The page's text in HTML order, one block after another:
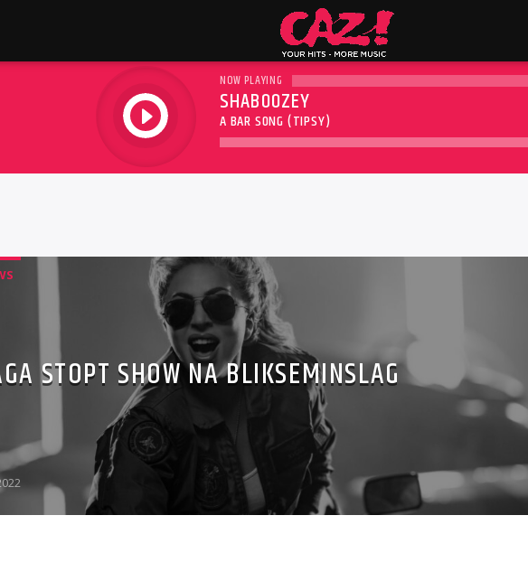
play
NOW PLAYING
SHABOOZEY
A BAR SONG (TIPSY)
STOPT SHOW NA BLIKSEMINSLAG